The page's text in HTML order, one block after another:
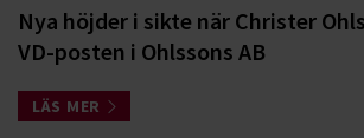
Nya höjder i sikte när Christer
VD-posten i Ohlssons AB
LÄS MER